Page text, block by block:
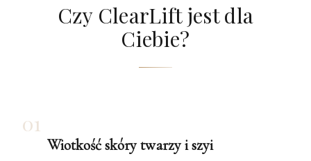
Czy ClearLift jest dla
Ciebie?
01
Wiotkość skóry twarzy i szyi